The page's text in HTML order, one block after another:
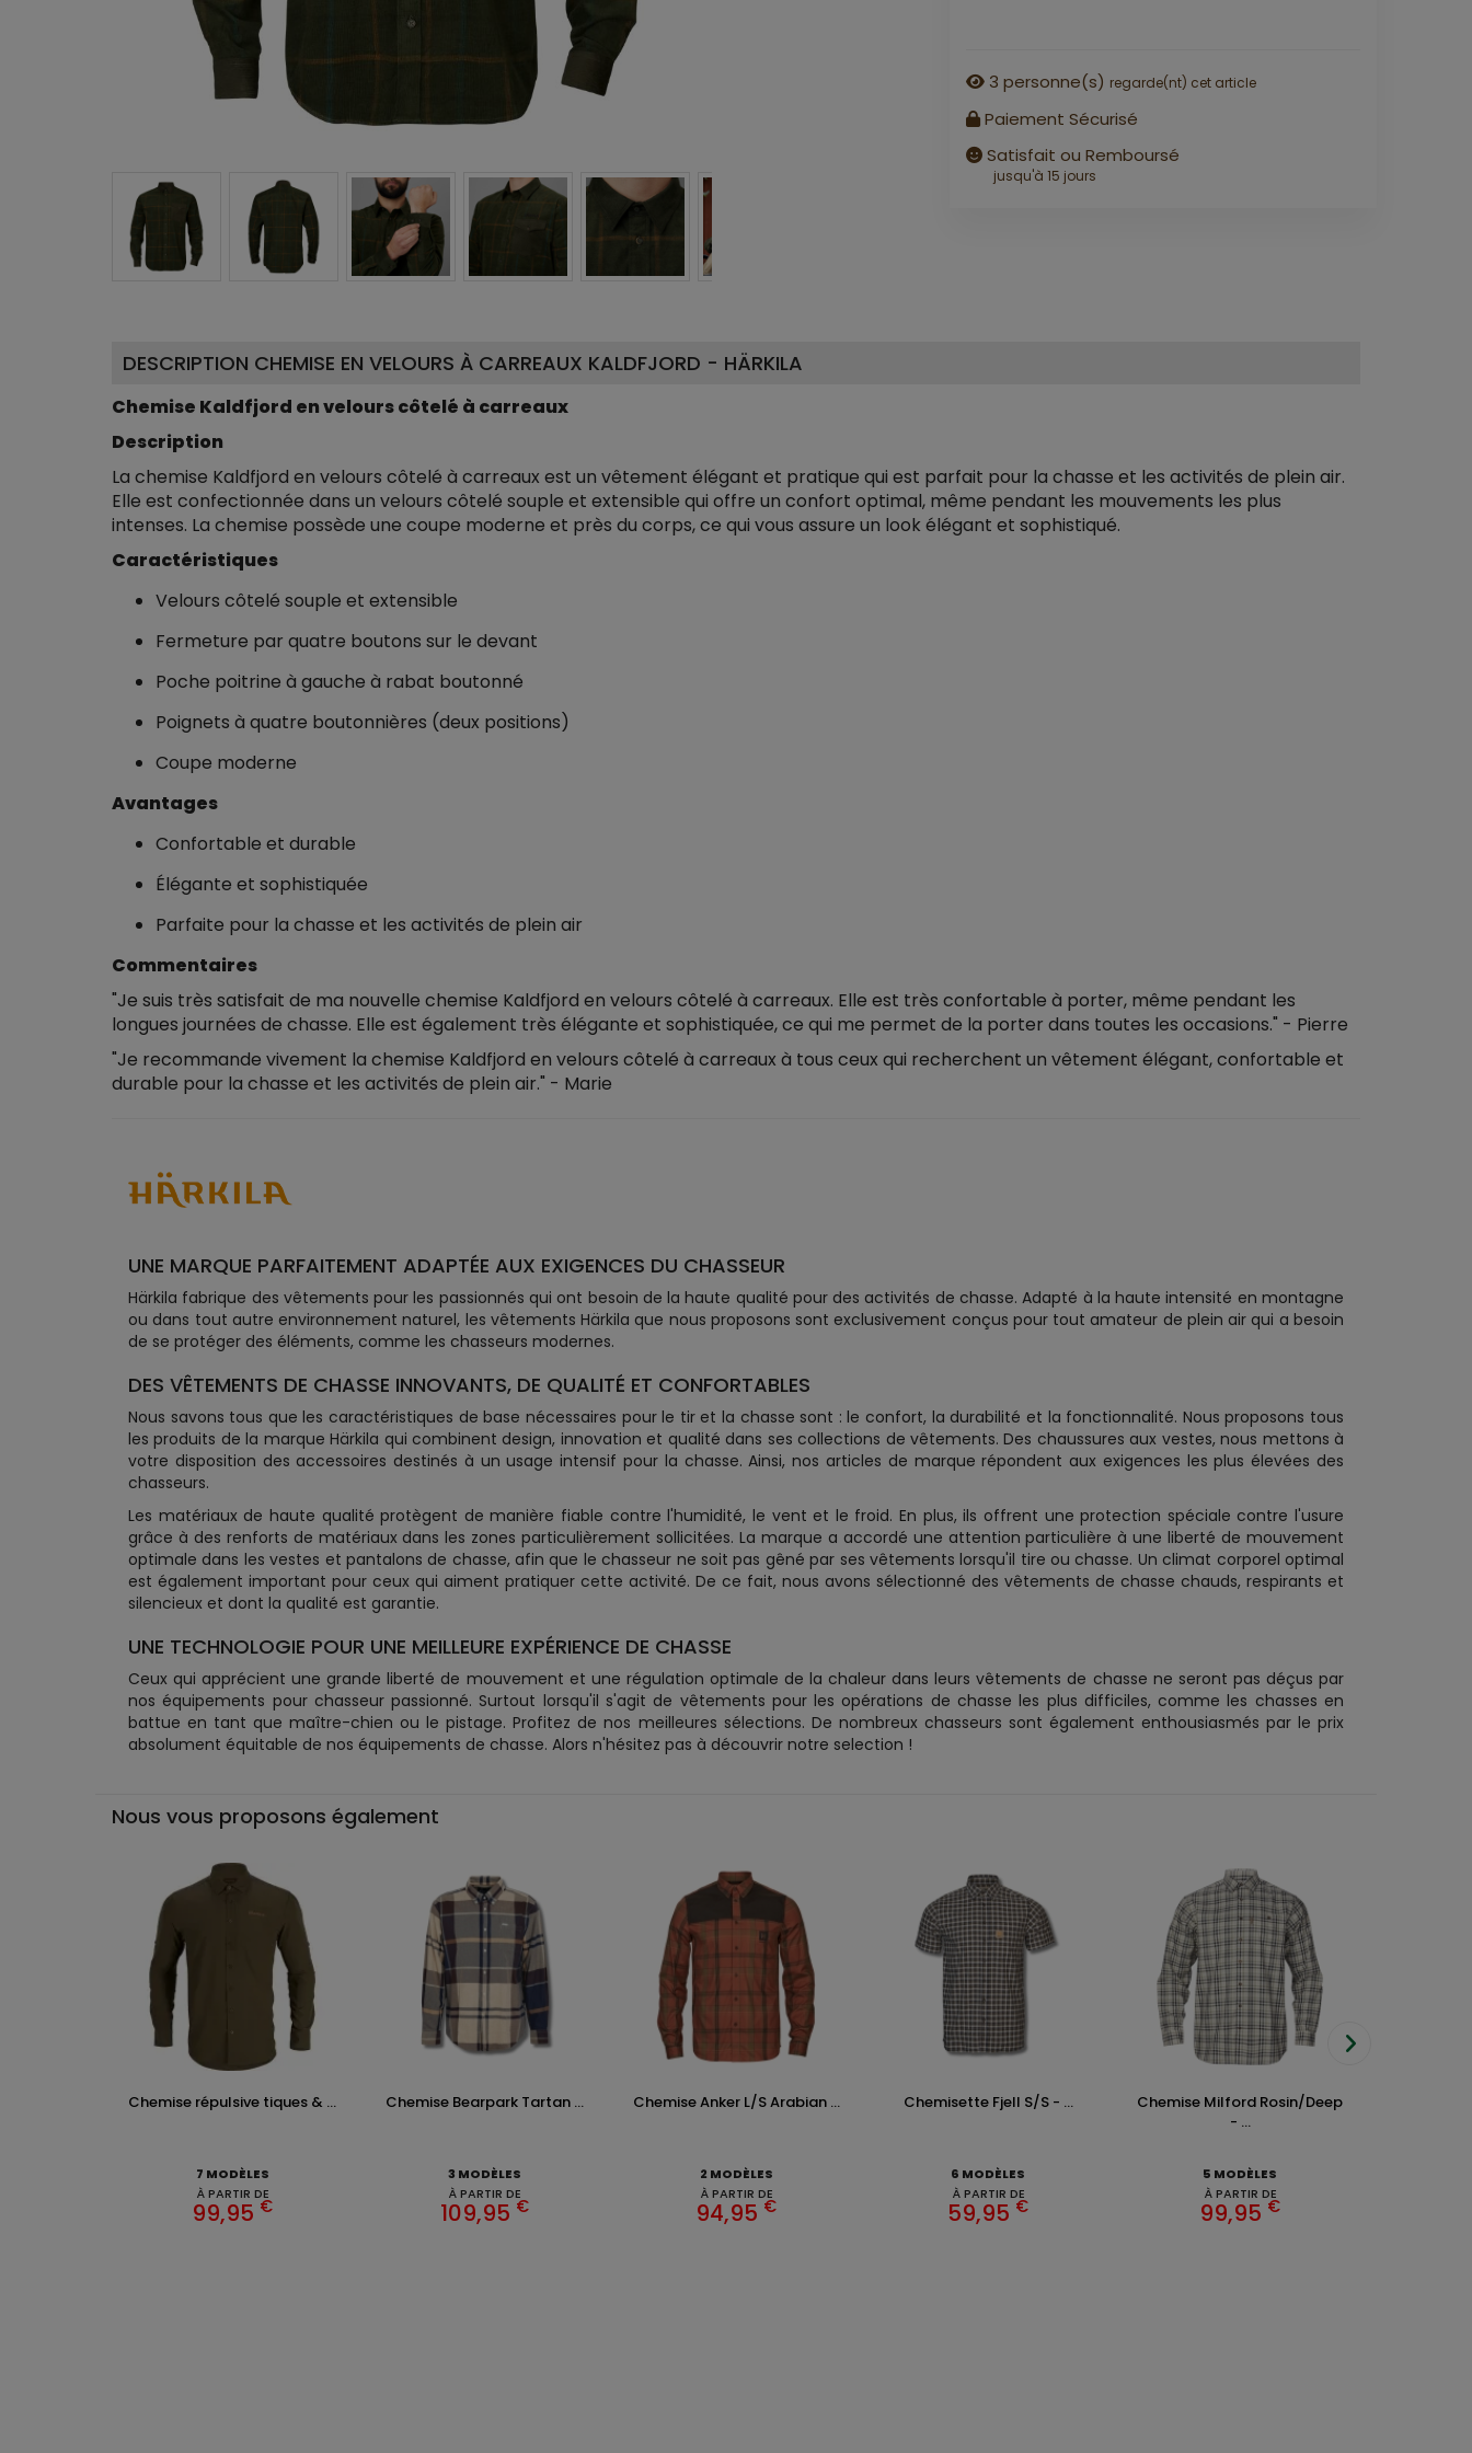
3 personne(s) regarde(nt) cet article
Paiement Sécurisé
Satisfait ou Remboursé
jusqu'à 15 jours
DESCRIPTION CHEMISE EN VELOURS À CARREAUX KALDFJORD - HÄRKILA
Chemise Kaldfjord en velours côtelé à carreaux
Description
La chemise Kaldfjord en velours côtelé à carreaux est un vêtement élégant et pratique qui est parfait pour la chasse et les activités de plein air.
Elle est confectionnée dans un velours côtelé souple et extensible qui offre un confort optimal, même pendant les mouvements les plus
intenses. La chemise possède une coupe moderne et près du corps, ce qui vous assure un look élégant et sophistiqué.
Caractéristiques
Velours côtelé souple et extensible
Fermeture par quatre boutons sur le devant
Poche poitrine à gauche à rabat boutonné
Poignets à quatre boutonnières (deux positions)
Coupe moderne
Avantages
Confortable et durable
Élégante et sophistiquée
Parfaite pour la chasse et les activités de plein air
Commentaires
"Je suis très satisfait de ma nouvelle chemise Kaldfjord en velours côtelé à carreaux. Elle est très confortable à porter, même pendant les
longues journées de chasse. Elle est également très élégante et sophistiquée, ce qui me permet de la porter dans toutes les occasions." - Pierre
"Je recommande vivement la chemise Kaldfjord en velours côtelé à carreaux à tous ceux qui recherchent un vêtement élégant, confortable et
durable pour la chasse et les activités de plein air." - Marie
UNE MARQUE PARFAITEMENT ADAPTÉE AUX EXIGENCES DU CHASSEUR
Härkila fabrique des vêtements pour les passionnés qui ont besoin de la haute qualité pour des activités de chasse. Adapté à la haute intensité en montagne
ou dans tout autre environnement naturel, les vêtements Härkila que nous proposons sont exclusivement conçus pour tout amateur de plein air qui a besoin
de se protéger des éléments, comme les chasseurs modernes.
DES VÊTEMENTS DE CHASSE INNOVANTS, DE QUALITÉ ET CONFORTABLES
Nous savons tous que les caractéristiques de base nécessaires pour le tir et la chasse sont : le confort, la durabilité et la fonctionnalité. Nous proposons tous
les produits de la marque Härkila qui combinent design, innovation et qualité dans ses collections de vêtements. Des chaussures aux vestes, nous mettons à
votre disposition des accessoires destinés à un usage intensif pour la chasse. Ainsi, nos articles de marque répondent aux exigences les plus élevées des
chasseurs.
Les matériaux de haute qualité protègent de manière fiable contre l'humidité, le vent et le froid. En plus, ils offrent une protection spéciale contre l'usure
grâce à des renforts de matériaux dans les zones particulièrement sollicitées. La marque a accordé une attention particulière à une liberté de mouvement
optimale dans les vestes et pantalons de chasse, afin que le chasseur ne soit pas gêné par ses vêtements lorsqu'il tire ou chasse. Un climat corporel optimal
est également important pour ceux qui aiment pratiquer cette activité. De ce fait, nous avons sélectionné des vêtements de chasse chauds, respirants et
silencieux et dont la qualité est garantie.
UNE TECHNOLOGIE POUR UNE MEILLEURE EXPÉRIENCE DE CHASSE
Ceux qui apprécient une grande liberté de mouvement et une régulation optimale de la chaleur dans leurs vêtements de chasse ne seront pas déçus par
nos équipements pour chasseur passionné. Surtout lorsqu'il s'agit de vêtements pour les opérations de chasse les plus difficiles, comme les chasses en
battue en tant que maître-chien ou le pistage. Profitez de nos meilleures sélections. De nombreux chasseurs sont également enthousiasmés par le prix
absolument équitable de nos équipements de chasse. Alors n'hésitez pas à découvrir notre selection !
Nous vous proposons également
Chemise répulsive tiques & ...
7 MODÈLES
À PARTIR DE
99,95 €
Chemise Bearpark Tartan ...
3 MODÈLES
À PARTIR DE
109,95 €
Chemise Anker L/S Arabian ...
2 MODÈLES
À PARTIR DE
94,95 €
Chemisette Fjell S/S - ...
6 MODÈLES
À PARTIR DE
59,95 €
Chemise Milford Rosin/Deep
- ...
5 MODÈLES
À PARTIR DE
99,95 €